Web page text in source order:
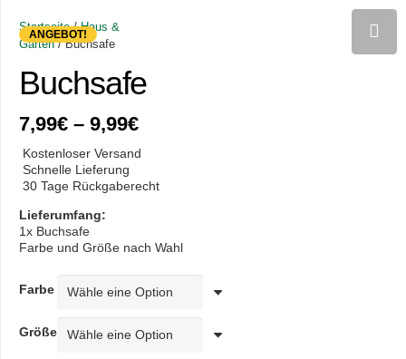
ANGEBOT!
Startseite/Haus &
Garten/ Buchsafe
Buchsafe
7,99€ – 9,99€
Kostenloser Versand
Schnelle Lieferung
30 Tage Rückgaberecht
Lieferumfang:
1x Buchsafe
Farbe und Größe nach Wahl
Farbe
Größe